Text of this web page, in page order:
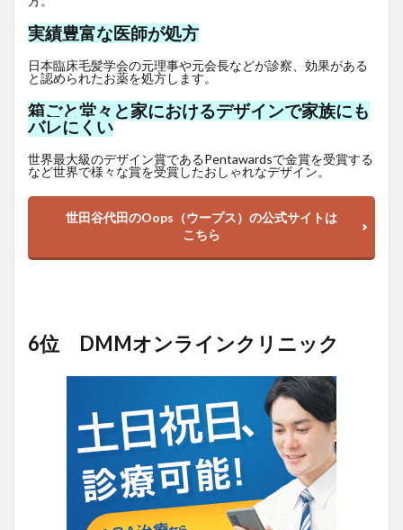
実績豊富な医師が処方
日本臨床毛髪学会の元理事や元会長などが診察、効果がある
と認められたお薬を処方します。
箱ごと堂々と家におけるデザインで家族にも
バレにくい
世界最大級のデザイン賞であるPentawardsで金賞を受賞する
など世界で様々な賞を受賞したおしゃれなデザイン。
世田谷代田のOops（ウープス）の公式サイトは
こちら
6位 DMMオンラインクリニック